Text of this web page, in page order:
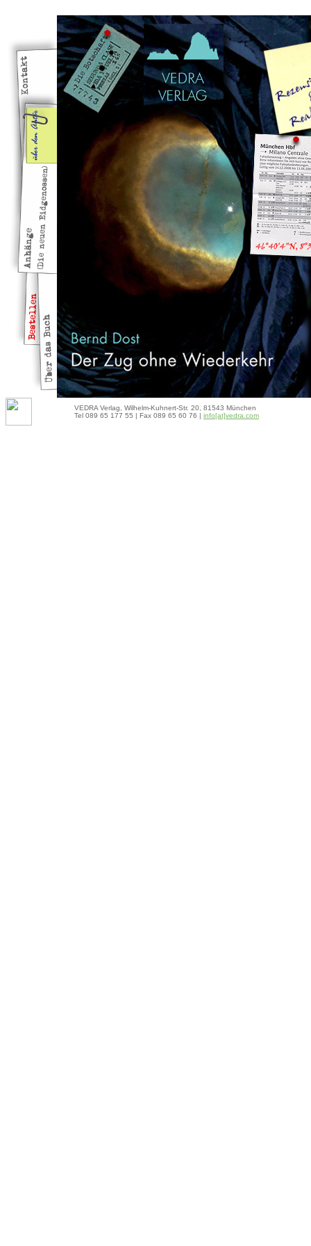
VEDRA Verlag, Wilhelm-Kuhnert-Str. 20, 81543 München
Tel 089 65 177 55 | Fax 089 65 60 76 | info[at]vedra.com